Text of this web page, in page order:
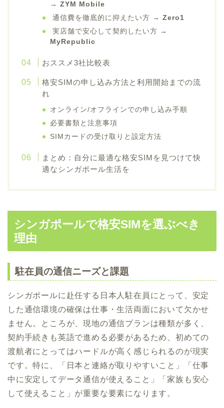
→ZYM Mobile
通信費を徹底的に抑えたい方 →Zero1
実店舗で安心して契約したい方 →
MyRepublic
おススメ3社比較表
格安SIMの申し込み方法と利用開始までの流
れ
オンライン/オフラインでの申し込み手順
必要書類と注意事項
SIMカードの受け取りと設定方法
まとめ：自分に最適な格安SIMを見つけて快
適なシンガポール生活を
シンガポールで格安SIMを選ぶべき
理由
駐在員の通信ニーズと課題
シンガポールに赴任する日本人駐在員にとって、安定
した通信環境の確保は仕事・生活両面において欠かせ
ません。ところが、現地の通信プランは種類が多く、
契約手続きも英語で進める必要があるため、初めての
渡航者にとってはハードルが高く感じられるのが現実
です。特に、「日本と連絡が取りやすいこと」「仕事
中に安定してデータ通信が使えること」「家族も安心
して使えること」が重要な要素になります。